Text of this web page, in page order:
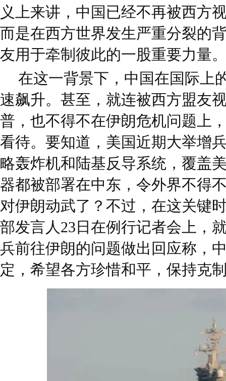
义上来讲，中国已经不再被西方
而是在西方世界发生严重分裂的
友用于牵制彼此的一股重要力量
在这一背景下，中国在国际上
速飙升。甚至，就连被西方盟友
普，也不得不在伊朗危机问题上
看待。要知道，美国近期大举增
略轰炸机和陆基反导系统，覆盖
器都被部署在中东，令外界不得
对伊朗动武了？不过，在这关键
部发言人23日在例行记者会上，
兵前往伊朗的问题做出回应称，
定，希望各方珍惜和平，保持克